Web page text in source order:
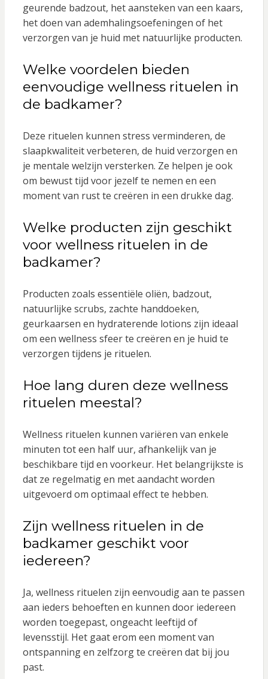
geurende badzout, het aansteken van een kaars,
het doen van ademhalingsoefeningen of het
verzorgen van je huid met natuurlijke producten.
Welke voordelen bieden
eenvoudige wellness rituelen in
de badkamer?
Deze rituelen kunnen stress verminderen, de
slaapkwaliteit verbeteren, de huid verzorgen en
je mentale welzijn versterken. Ze helpen je ook
om bewust tijd voor jezelf te nemen en een
moment van rust te creëren in een drukke dag.
Welke producten zijn geschikt
voor wellness rituelen in de
badkamer?
Producten zoals essentiële oliën, badzout,
natuurlijke scrubs, zachte handdoeken,
geurkaarsen en hydraterende lotions zijn ideaal
om een wellness sfeer te creëren en je huid te
verzorgen tijdens je rituelen.
Hoe lang duren deze wellness
rituelen meestal?
Wellness rituelen kunnen variëren van enkele
minuten tot een half uur, afhankelijk van je
beschikbare tijd en voorkeur. Het belangrijkste is
dat ze regelmatig en met aandacht worden
uitgevoerd om optimaal effect te hebben.
Zijn wellness rituelen in de
badkamer geschikt voor
iedereen?
Ja, wellness rituelen zijn eenvoudig aan te passen
aan ieders behoeften en kunnen door iedereen
worden toegepast, ongeacht leeftijd of
levensstijl. Het gaat erom een moment van
ontspanning en zelfzorg te creëren dat bij jou
past.